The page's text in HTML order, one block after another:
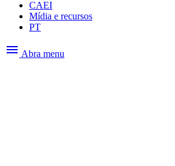
CAEI
Mídia e recursos
PT
menu Abra menu